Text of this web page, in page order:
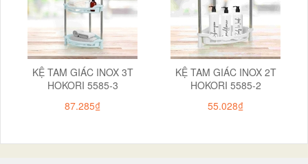
KỆ TAM GIÁC INOX 3T
HOKORI 5585-3
87.285₫
KỆ TAM GIÁC INOX 2T
HOKORI 5585-2
55.028₫